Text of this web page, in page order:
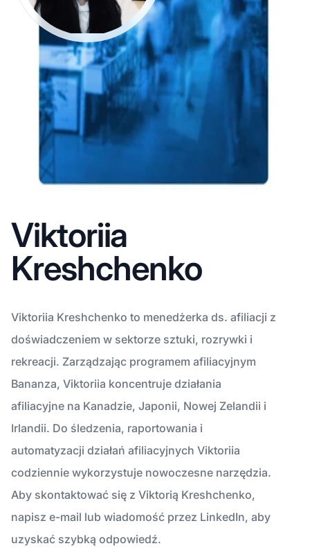
Viktoriia
Kreshchenko
Viktoriia Kreshchenko to menedżerka ds. afiliacji z
doświadczeniem w sektorze sztuki, rozrywki i
rekreacji. Zarządzając programem afiliacyjnym
Bananza, Viktoriia koncentruje działania
afiliacyjne na Kanadzie, Japonii, Nowej Zelandii i
Irlandii. Do śledzenia, raportowania i
automatyzacji działań afiliacyjnych Viktoriia
codziennie wykorzystuje nowoczesne narzędzia.
Aby skontaktować się z Viktorią Kreshchenko,
napisz e-mail lub wiadomość przez LinkedIn, aby
uzyskać szybką odpowiedź.